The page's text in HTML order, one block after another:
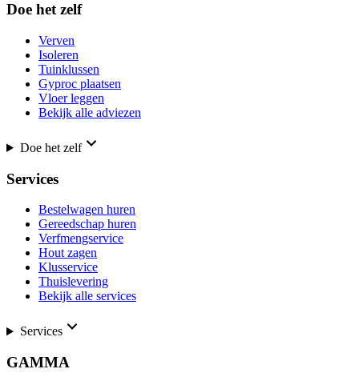
Doe het zelf
Verven
Isoleren
Tuinklussen
Gyproc plaatsen
Vloer leggen
Bekijk alle adviezen
Doe het zelf
Services
Bestelwagen huren
Gereedschap huren
Verfmengservice
Hout zagen
Klusservice
Thuislevering
Bekijk alle services
Services
GAMMA